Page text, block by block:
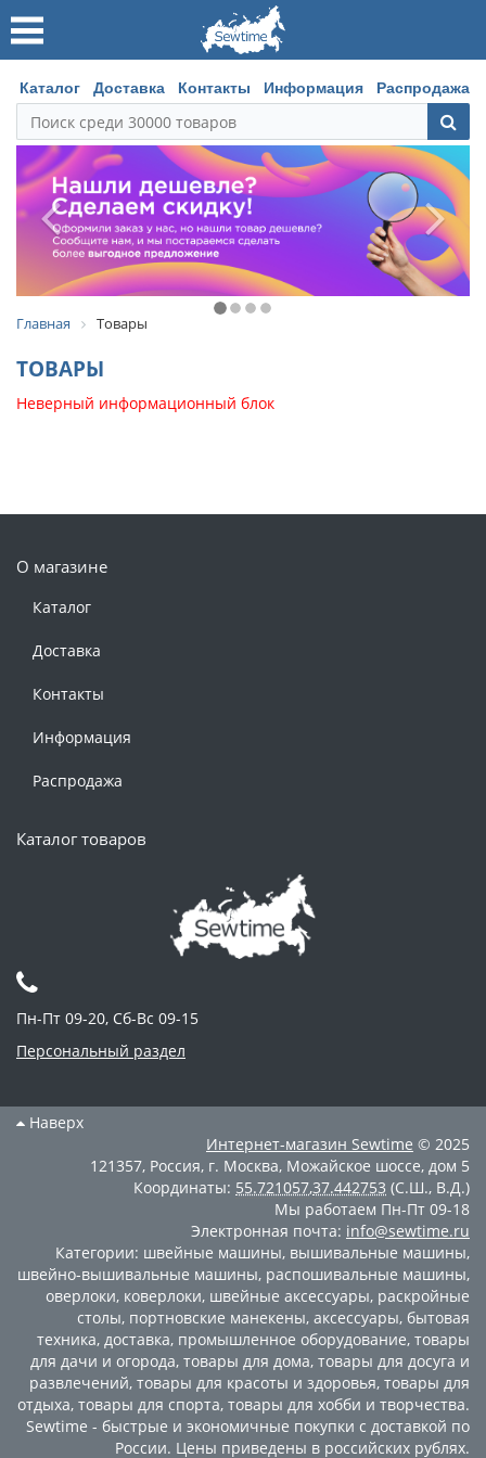
Каталог Доставка Контакты Информация Распродажа
Главная Товары
ТОВАРЫ
Неверный информационный блок
О магазине
Каталог
Доставка
Контакты
Информация
Распродажа
Каталог товаров
Пн-Пт 09-20, Сб-Вс 09-15
Персональный раздел
Наверх
Интернет-магазин Sewtime © 2025
121357, Россия, г. Москва, Можайское шоссе, дом 5
Координаты: 55.721057,37.442753 (С.Ш., В.Д.)
Мы работаем Пн-Пт 09-18
Электронная почта: info@sewtime.ru
Категории: швейные машины, вышивальные машины,
швейно-вышивальные машины, распошивальные машины,
оверлоки, коверлоки, швейные аксессуары, раскройные
столы, портновские манекены, аксессуары, бытовая
техника, доставка, промышленное оборудование, товары
для дачи и огорода, товары для дома, товары для досуга и
развлечений, товары для красоты и здоровья, товары для
отдыха, товары для спорта, товары для хобби и творчества.
Sewtime - быстрые и экономичные покупки с доставкой по
России. Цены приведены в российских рублях.